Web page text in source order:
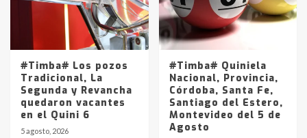
#Timba# Los pozos
Tradicional, La
Segunda y Revancha
quedaron vacantes
en el Quini 6
5 agosto, 2026
#Timba# Quiniela
Nacional, Provincia,
Córdoba, Santa Fe,
Santiago del Estero,
Montevideo del 5 de
Agosto